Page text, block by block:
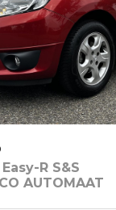
R S&S
AUTOMAAT